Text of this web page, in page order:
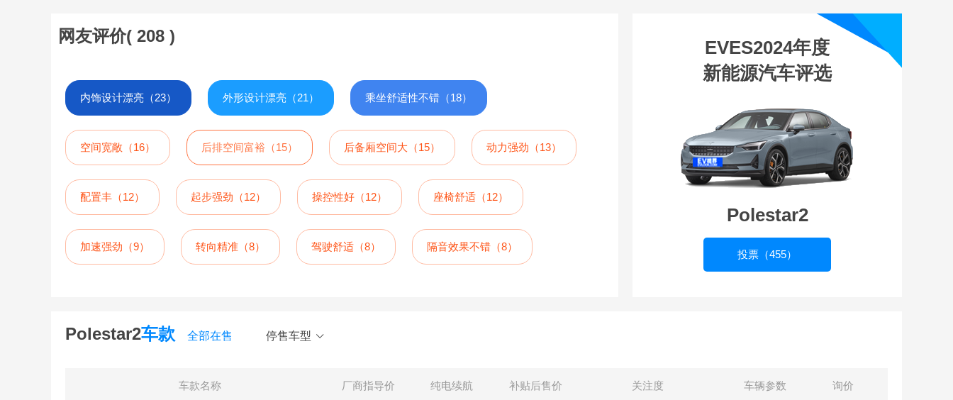
网友评价( 208 )
内饰设计漂亮（23） 外形设计漂亮（21） 乘坐舒适性不错（18）
空间宽敞（16） 后排空间富裕（15） 后备厢空间大（15） 动力强劲（13）
配置丰（12） 起步强劲（12） 操控性好（12） 座椅舒适（12）
加速强劲（9） 转向精准（8） 驾驶舒适（8） 隔音效果不错（8）
EVES2024年度
新能源汽车评选
Polestar2
投票（455）
Polestar2车款 全部在售 停售车型
车款名称 厂商指导价 纯电续航 补贴后售价 关注度 车辆参数 询价